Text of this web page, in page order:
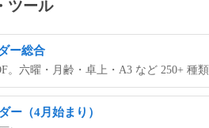
ツール
ー総合
。六曜・月齢・卓上・A3 など 250+ 種類
ー（4月始まり）